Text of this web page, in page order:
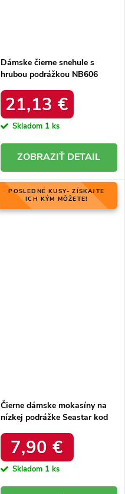
Dámske čierne snehule s
hrubou podrážkou NB606
21,13 €
Skladom 1 ks
DETAIL
POSLEDNÉ KUSY- ZÍSKAJTE
ICH KÝM MÔŽETE!
Čierne dámske mokasíny na
nízkej podrážke Seastar kod
7,90 €
Skladom 1 ks